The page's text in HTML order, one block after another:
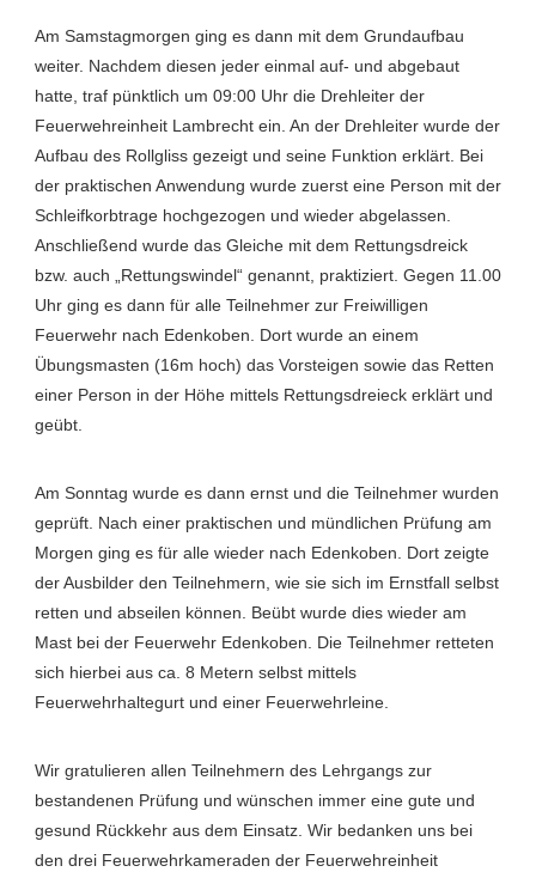
Am Samstagmorgen ging es dann mit dem Grundaufbau
weiter. Nachdem diesen jeder einmal auf- und abgebaut
hatte, traf pünktlich um 09:00 Uhr die Drehleiter der
Feuerwehreinheit Lambrecht ein. An der Drehleiter wurde der
Aufbau des Rollgliss gezeigt und seine Funktion erklärt. Bei
der praktischen Anwendung wurde zuerst eine Person mit der
Schleifkorbtrage hochgezogen und wieder abgelassen.
Anschließend wurde das Gleiche mit dem Rettungsdreick
bzw. auch „Rettungswindel“ genannt, praktiziert. Gegen 11.00
Uhr ging es dann für alle Teilnehmer zur Freiwilligen
Feuerwehr nach Edenkoben. Dort wurde an einem
Übungsmasten (16m hoch) das Vorsteigen sowie das Retten
einer Person in der Höhe mittels Rettungsdreieck erklärt und
geübt.
Am Sonntag wurde es dann ernst und die Teilnehmer wurden
geprüft. Nach einer praktischen und mündlichen Prüfung am
Morgen ging es für alle wieder nach Edenkoben. Dort zeigte
der Ausbilder den Teilnehmern, wie sie sich im Ernstfall selbst
retten und abseilen können. Beübt wurde dies wieder am
Mast bei der Feuerwehr Edenkoben. Die Teilnehmer retteten
sich hierbei aus ca. 8 Metern selbst mittels
Feuerwehrhaltegurt und einer Feuerwehrleine.
Wir gratulieren allen Teilnehmern des Lehrgangs zur
bestandenen Prüfung und wünschen immer eine gute und
gesund Rückkehr aus dem Einsatz. Wir bedanken uns bei
den drei Feuerwehrkameraden der Feuerwehreinheit